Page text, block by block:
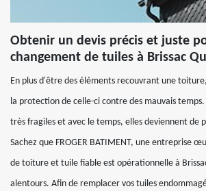
Obtenir un devis précis et juste
changement de tuiles à Brissac
En plus d'être des éléments recouvrant une
la protection de celle-ci contre des mauvais
très fragiles et avec le temps, elles deviennent de
Sachez que FROGER BATIMENT, une entreprise
de toiture et tuile fiable est opérationnelle à
alentours. Afin de remplacer vos tuiles